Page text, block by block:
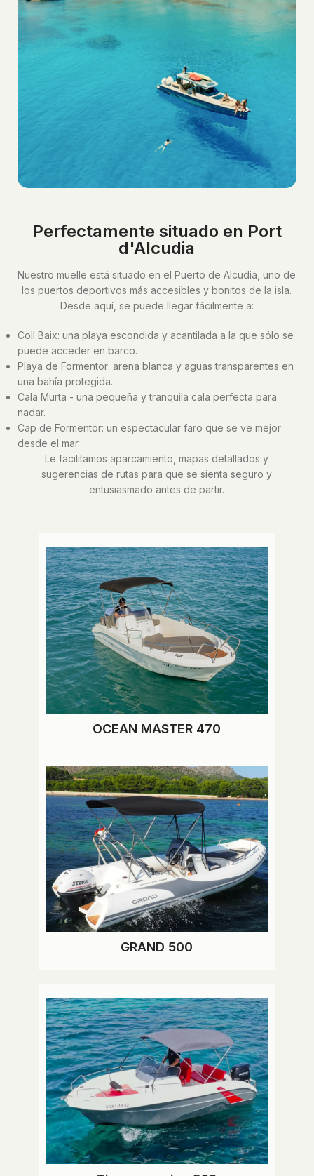
Perfectamente situado en Port
d'Alcudia
Nuestro muelle está situado en el Puerto de Alcudia, uno de
los puertos deportivos más accesibles y bonitos de la isla.
Desde aquí, se puede llegar fácilmente a:
Coll Baix: una playa escondida y acantilada a la que sólo se
puede acceder en barco.
Playa de Formentor: arena blanca y aguas transparentes en
una bahía protegida.
Cala Murta - una pequeña y tranquila cala perfecta para
nadar.
Cap de Formentor: un espectacular faro que se ve mejor
desde el mar.
Le facilitamos aparcamiento, mapas detallados y
sugerencias de rutas para que se sienta seguro y
entusiasmado antes de partir.
OCEAN MASTER 470
GRAND 500